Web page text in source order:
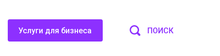
Услуги для бизнеса ПОИСК